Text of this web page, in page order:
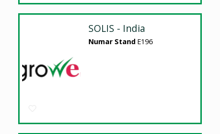
SOLIS - India
Numar Stand E196